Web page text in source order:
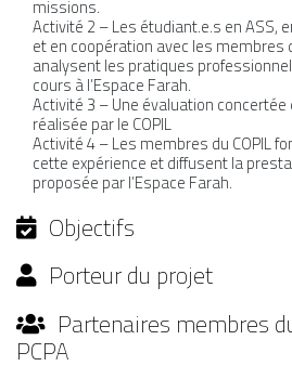
missions.
Activité 2 – Les étudiant.e.s en ASS,
et en coopération avec les membres
analysent les pratiques
cours à l’Espace Farah.
Activité 3 – Une évaluation
réalisée par le COPIL
Activité 4 – Les membres du COPIL
cette expérience et diffusent la
proposée par l’Espace Farah.
Objectifs
Porteur du projet
Partenaires membres
PCPA